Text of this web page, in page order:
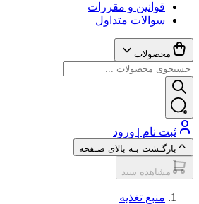
قوانین و مقررات
سوالات متداول
محصولات
ثبت نام | ورود
بازگـشت بـه بالای صـفحه
مشاهده سبد
منبع تغذیه